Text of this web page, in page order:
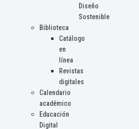
Diseño
Sostenible
Biblioteca
Catálogo
en
línea
Revistas
digitales
Calendario
académico
Educación
Digital